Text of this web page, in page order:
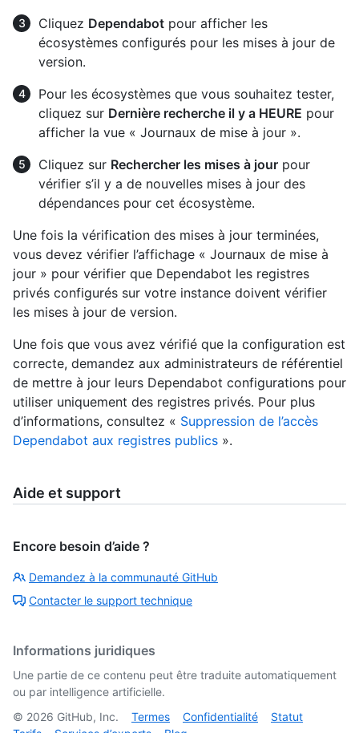
Cliquez Dependabot pour afficher les
écosystèmes configurés pour les mises à jour de
version.
Pour les écosystèmes que vous souhaitez tester,
cliquez sur Dernière recherche il y a HEURE pour
afficher la vue « Journaux de mise à jour ».
Cliquez sur Rechercher les mises à jour pour
vérifier s’il y a de nouvelles mises à jour des
dépendances pour cet écosystème.
Une fois la vérification des mises à jour terminées,
vous devez vérifier l’affichage « Journaux de mise à
jour » pour vérifier que Dependabot les registres
privés configurés sur votre instance doivent vérifier
les mises à jour de version.
Une fois que vous avez vérifié que la configuration est
correcte, demandez aux administrateurs de référentiel
de mettre à jour leurs Dependabot configurations pour
utiliser uniquement des registres privés. Pour plus
d’informations, consultez « Suppression de l’accès
Dependabot aux registres publics ».
Aide et support
Encore besoin d’aide ?
Demandez à la communauté GitHub
Contacter le support technique
Informations juridiques
Une partie de ce contenu peut être traduite automatiquement
ou par intelligence artificielle.
© 2026 GitHub, Inc. Termes Confidentialité
Statut